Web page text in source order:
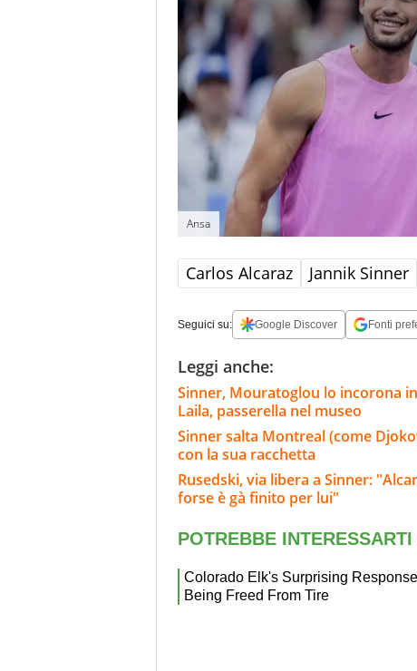
Ansa
Carlos Alcaraz Jannik Sinner
Seguici su: Google Discover Fonti
Leggi anche:
Sinner, Mouratoglou lo incorona
Laila, passerella nel museo
Sinner salta Montreal (come
con la sua racchetta
Rusedski, via libera a Sinner:
forse è gà finito per lui"